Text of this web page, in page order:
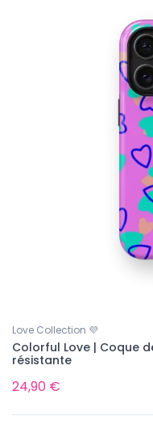
Love Collection 💜
Colorful Love | Coque
résistante
24,90 €